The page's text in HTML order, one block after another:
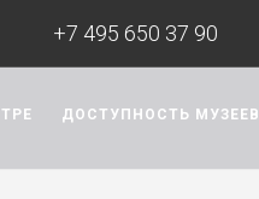
+7 495 650 37 90
ДОСТУПНОСТЬ МУЗЕЕВ